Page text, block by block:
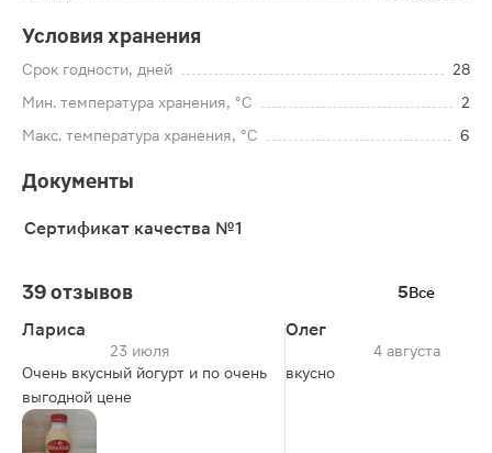
Условия хранения
Срок годности, дней
28
Мин. температура хранения, °C
2
Макс. температура хранения, °C
6
Документы
Сертификат качества №1
39 отзывов 5Все
Лариса
23 июля
Очень вкусный йогурт и по очень
выгодной цене
Олег
4 августа
вкусно